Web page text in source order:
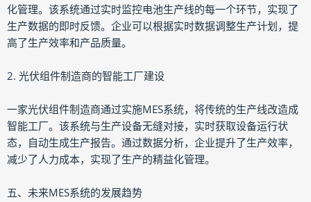
化管理。该系统通过实时监控电池生产线的每一个环节，实现了
生产数据的即时反馈。企业可以根据实时数据调整生产计划，提
高了生产效率和产品质量。
2. 光伏组件制造商的智能工厂建设
一家光伏组件制造商通过实施MES系统，将传统的生产线改造成
智能工厂。该系统与生产设备无缝对接，实时获取设备运行状
态，自动生成生产报告。通过数据分析，企业提升了生产效率，
减少了人力成本，实现了生产的精益化管理。
五、未来MES系统的发展趋势